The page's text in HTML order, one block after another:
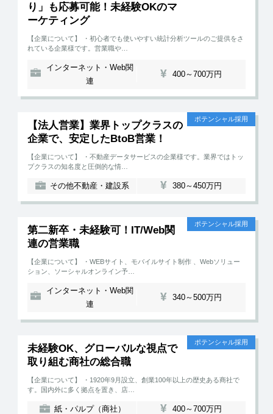
り」も応募可能！未経験OKのマ
ーケティング
【企業について】 ・初心者でも使いやすい統計分析ツールのご提供をさ
れている企業様です。営業職や…
インターネット・Web関
連
400～700万円
ポテンシャル採用
【法人営業】業界トップクラスの
企業で、安定したBtoB営業！
【企業について】 ・不動産データサービスの企業様です。業界ではトッ
プクラスの知名度と圧倒的な情…
その他不動産・建設系 380～450万円
ポテンシャル採用
第二新卒・未経験可！IT/Web関
連の営業職
【企業について】 ・WEBサイト、モバイルサイト制作 、Webソリュー
ション、ソーシャルオンライン予…
インターネット・Web関
連
340～500万円
ポテンシャル採用
未経験OK、グローバルな視点で
取り組む商社の総合職
【企業について】 ・1920年9月設立、創業100年以上の歴史ある商社で
す。国内外に多く拠点を置き、店…
紙・パルプ（商社） 400～700万円